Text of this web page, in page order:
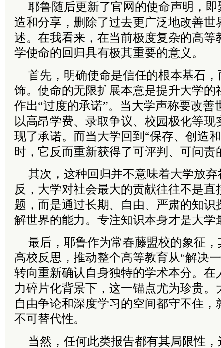
耶鲁随后更新了官网的使命声明，
造和分享，删除了过去更广泛地改善世
述。在我看来，在当前极度复杂的高等
学使命的回归具有极其重要的意义。
首先，明确使命是信任的根本基石
饰。使命的无限扩展本意是提升大学的
作出“过度的承诺”。当大学声称要改善
以高昂学费、录取争议、校园极化等现
现了承诺。而当大学回到“保存、创造
时，它反而重新获得了可评判、可问责
其次，这种回归并不意味着大学放
反，大学对社会最大的贡献往往不是直
题，而是通过长期、自由、严肃的知识
解世界的能力。专注知识本身才是大学
最后，耶鲁作为常春藤盟校的象征
高校反思，推动整个高等教育从“解决
转向重新确认自身独特的学术本分。在
力碎片化背景下，这一锚点尤为珍贵。
自由争论和深度学习的空间都守不住，
不可替代性。
当然，任何此类报告都有其局限性